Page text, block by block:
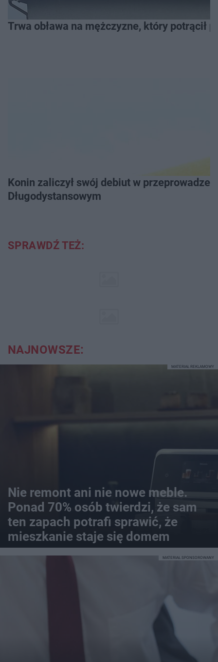
Trwa obława na mężczyzne, który potrącił
Konin zaliczył swój debiut w przeprowadzeniu Grand Prix Wielkopolski w Pływaniu
Długodystansowym
SPRAWDŹ TEŻ:
NAJNOWSZE:
Nie remont ani nie nowe meble.
Ponad 70% osób twierdzi, że sam
ten zapach potrafi sprawić, że
mieszkanie staje się domem
MATERIAŁ REKLAMOWY
MATERIAŁ SPONSOROWANY